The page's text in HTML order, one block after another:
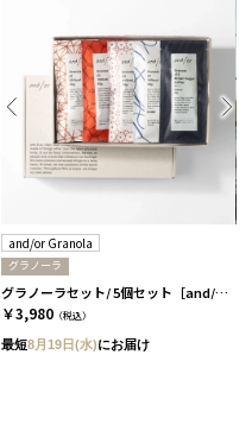
and/or Granola
グラノーラ
グラノーラセット/ 5個セット［and/or Granola］
￥3,980 （税込）
最短8月19日(水)にお届け